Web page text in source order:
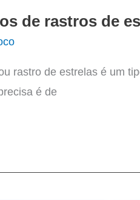
de rastros de
rastro de estrelas é um
é de